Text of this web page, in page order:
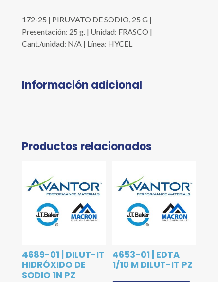
172-25 | PIRUVATO DE SODIO, 25 G |
Presentación: 25 g. | Unidad: FRASCO |
Cant./unidad: N/A | Línea: HYCEL
Información adicional
Productos relacionados
4689-01 | DILUT-IT
HIDRÓXIDO DE
SODIO 1N PZ
4653-01 | EDTA
1/10 M DILUT-IT PZ